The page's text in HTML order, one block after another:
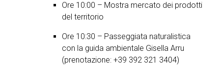
Ore 10:00 – Mostra mercato dei prodotti
del territorio
Ore 10:30 – Passeggiata naturalistica
con la guida ambientale Gisella Arru
(prenotazione: +39 392 321 3404)